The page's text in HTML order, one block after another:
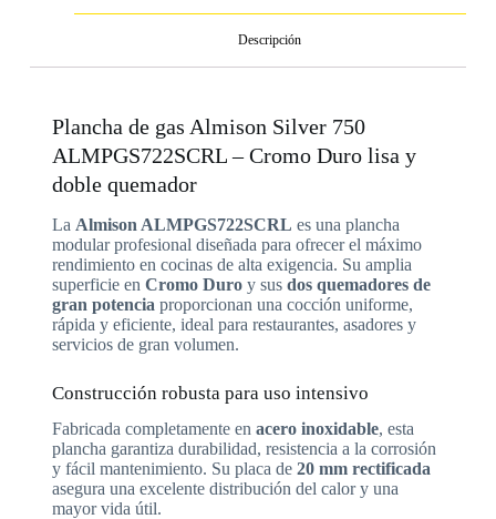
Descripción
Plancha de gas Almison Silver 750
ALMPGS722SCRL – Cromo Duro lisa y
doble quemador
La Almison ALMPGS722SCRL es una plancha
modular profesional diseñada para ofrecer el máximo
rendimiento en cocinas de alta exigencia. Su amplia
superficie en Cromo Duroy sus dos quemadores de
gran potencia proporcionan una cocción uniforme,
rápida y eficiente, ideal para restaurantes, asadores y
servicios de gran volumen.
Construcción robusta para uso intensivo
Fabricada completamente en acero inoxidable, esta
plancha garantiza durabilidad, resistencia a la corrosión
y fácil mantenimiento. Su placa de 20 mm rectificada
asegura una excelente distribución del calor y una
mayor vida útil.